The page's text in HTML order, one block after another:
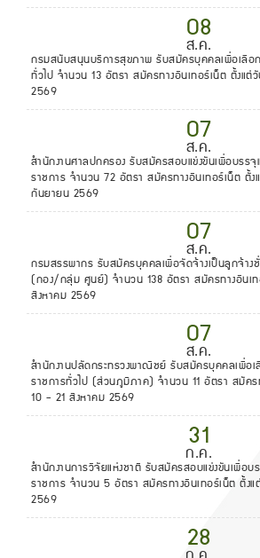
08
ส.ค.
กรมสนับสนุนบริการสุขภาพ รับสมัครบุคคลเพื่อเลือ
ทั่วไป จำนวน 13 อัตรา สมัครทางอินเทอร์เน็ต ตั้งแ
2569
07
ส.ค.
สำนักงานศาลปกครอง รับสมัครสอบแข่งขันเพื่อบรรจุ
ราชการ จำนวน 72 อัตรา สมัครทางอินเทอร์เน็ต ตั้
กันยายน 2569
07
ส.ค.
กรมสรรพากร รับสมัครบุคคลเพื่อจัดจ้างเป็นลูกจ้าง
(กอง/กลุ่ม ศูนย์) จำนวน 138 อัตรา สมัครทางอินเ
สิงหาคม 2569
07
ส.ค.
สำนักงานปลัดกระทรวงพาณิชย์ รับสมัครบุคคลเพื่อเ
ราชการทั่วไป (ส่วนภูมิภาค) จำนวน 11 อัตรา สมัคร
10 - 21 สิงหาคม 2569
31
ก.ค.
สำนักงานการวิจัยแห่งชาติ รับสมัครสอบแข่งขันเพื่อบ
ราชการ จำนวน 5 อัตรา สมัครทางอินเทอร์เน็ต ตั้ง
2569
28